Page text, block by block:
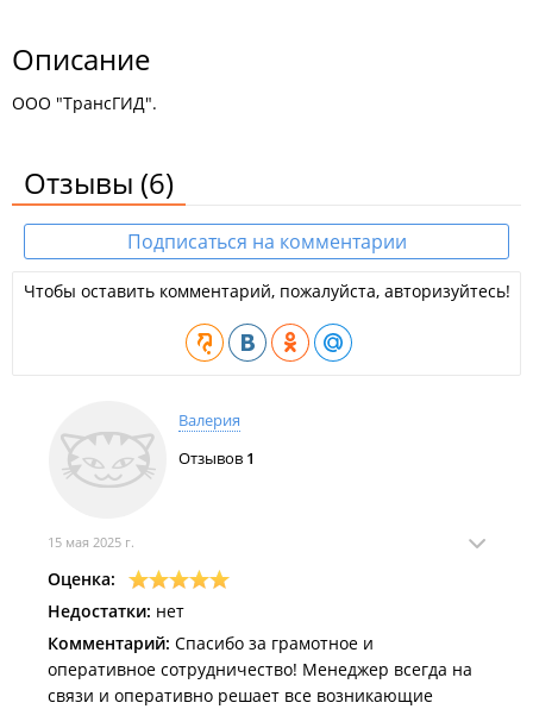
Описание
ООО "ТрансГИД".
Отзывы (6)
Подписаться на комментарии
Чтобы оставить комментарий, пожалуйста, авторизуйтесь!
Валерия
Отзывов 1
15 мая 2025 г.
Оценка:
Недостатки: нет
Комментарий: Спасибо за грамотное и
оперативное сотрудничество! Менеджер всегда на
связи и оперативно решает все возникающие